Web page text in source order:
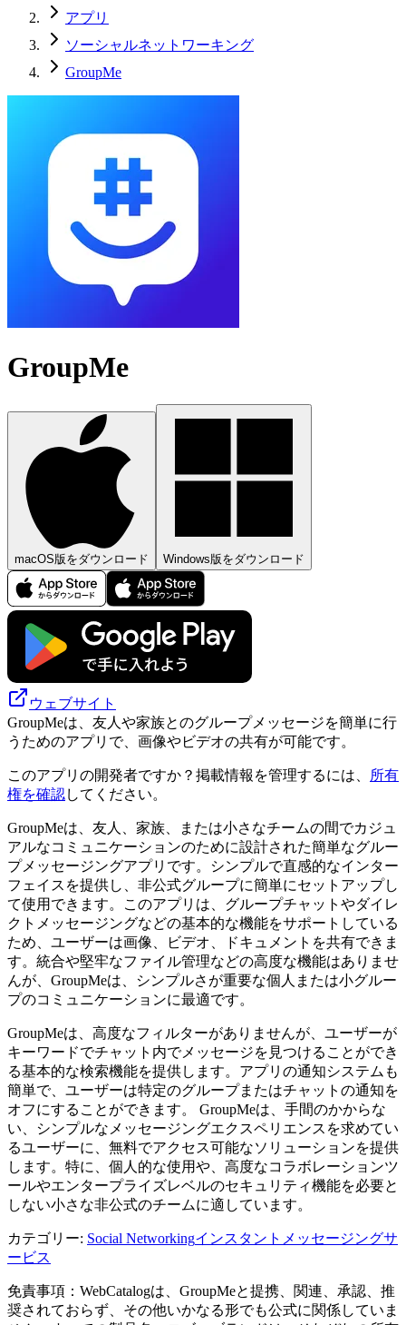
アプリ
ソーシャルネットワーキング
GroupMe
GroupMe
macOS版をダウンロード Windows版をダウンロード
ウェブサイト
GroupMeは、友人や家族とのグループメッセージを簡単に行
うためのアプリで、画像やビデオの共有が可能です。
このアプリの開発者ですか？掲載情報を管理するには、
所有
権を確認してください。
GroupMeは、友人、家族、または小さなチームの間でカジュ
アルなコミュニケーションのために設計された簡単なグルー
プメッセージングアプリです。シンプルで直感的なインター
フェイスを提供し、非公式グループに簡単にセットアップし
て使用できます。このアプリは、グループチャットやダイレ
クトメッセージングなどの基本的な機能をサポートしている
ため、ユーザーは画像、ビデオ、ドキュメントを共有できま
す。統合や堅牢なファイル管理などの高度な機能はありませ
んが、GroupMeは、シンプルさが重要な個人または小グルー
プのコミュニケーションに最適です。
GroupMeは、高度なフィルターがありませんが、ユーザーが
キーワードでチャット内でメッセージを見つけることができ
る基本的な検索機能を提供します。アプリの通知システムも
簡単で、ユーザーは特定のグループまたはチャットの通知を
オフにすることができます。 GroupMeは、手間のかからな
い、シンプルなメッセージングエクスペリエンスを求めてい
るユーザーに、無料でアクセス可能なソリューションを提供
します。特に、個人的な使用や、高度なコラボレーションツ
ールやエンタープライズレベルのセキュリティ機能を必要と
しない小さな非公式のチームに適しています。
カテゴリー: Social Networkingインスタントメッセージングサ
ービス
免責事項：WebCatalogは、GroupMeと提携、関連、承認、推
奨されておらず、その他いかなる形でも公式に関係していま